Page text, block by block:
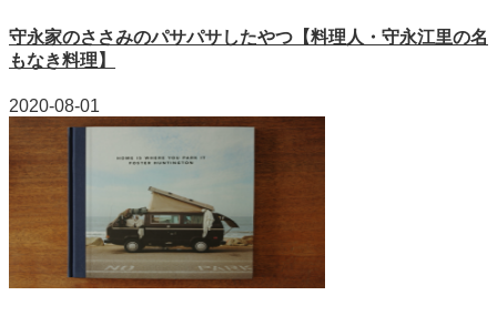
守永家のささみのパサパサしたやつ【料理人・守永江里の名
もなき料理】
2020-08-01